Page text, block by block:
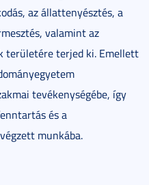
az állattenyésztés, a
valamint az
területére terjed ki. Emellett
tevékenységébe, így
és a
munkába.